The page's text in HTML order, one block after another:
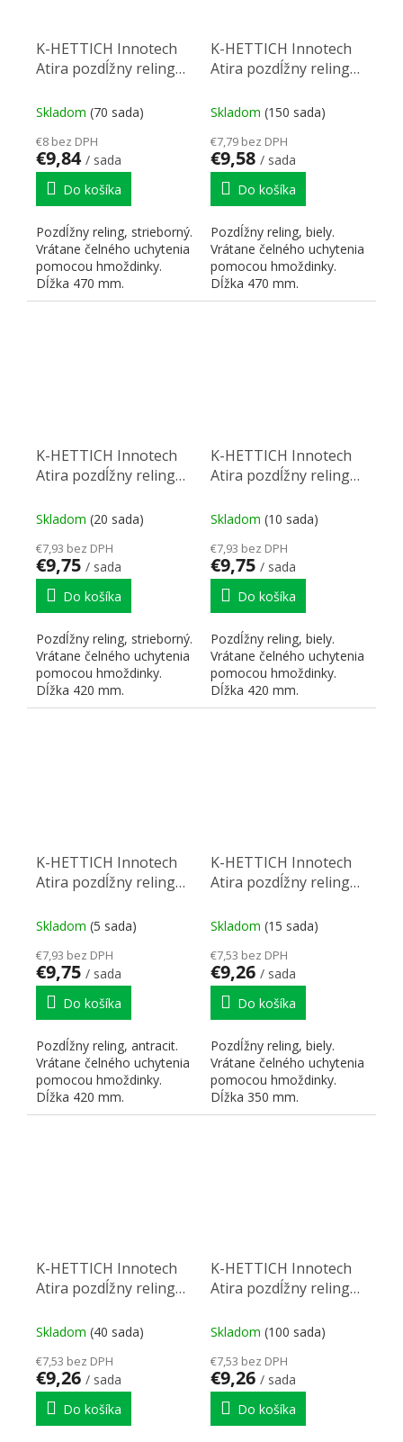
K-HETTICH Innotech
Atira pozdĺžny reling
hmoždinka
Skladom (70 sada)
€8 bez DPH
€9,84 / sada
Do košíka
Pozdĺžny reling, strieborný.
Vrátane čelného uchytenia
pomocou hmoždinky.
Dĺžka 470 mm.
K-HETTICH Innotech
Atira pozdĺžny reling
Skladom (150 sada)
€7,79 bez DPH
€9,58 / sada
Do košíka
Pozdĺžny reling, biely.
Vrátane čelného uchytenia
pomocou hmoždinky.
Dĺžka 470 mm.
K-HETTICH Innotech
Atira pozdĺžny reling
hmoždinka
Skladom (20 sada)
€7,93 bez DPH
€9,75 / sada
Do košíka
Pozdĺžny reling, strieborný.
Vrátane čelného uchytenia
pomocou hmoždinky.
Dĺžka 420 mm.
K-HETTICH Innotech
Atira pozdĺžny reling
Skladom (10 sada)
€7,93 bez DPH
€9,75 / sada
Do košíka
Pozdĺžny reling, biely.
Vrátane čelného uchytenia
pomocou hmoždinky.
Dĺžka 420 mm.
K-HETTICH Innotech
Atira pozdĺžny reling
hmoždinka
Skladom (5 sada)
€7,93 bez DPH
€9,75 / sada
Do košíka
Pozdĺžny reling, antracit.
Vrátane čelného uchytenia
pomocou hmoždinky.
Dĺžka 420 mm.
K-HETTICH Innotech
Atira pozdĺžny reling
Skladom (15 sada)
€7,53 bez DPH
€9,26 / sada
Do košíka
Pozdĺžny reling, biely.
Vrátane čelného uchytenia
pomocou hmoždinky.
Dĺžka 350 mm.
K-HETTICH Innotech
Atira pozdĺžny reling
hmoždinka
Skladom (40 sada)
€7,53 bez DPH
€9,26 / sada
Do košíka
K-HETTICH Innotech
Atira pozdĺžny reling
hmoždinka
Skladom (100 sada)
€7,53 bez DPH
€9,26 / sada
Do košíka